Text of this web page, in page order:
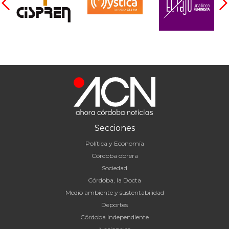
Secciones
Política y Economía
Córdoba obrera
Sociedad
Córdoba, la Docta
Medio ambiente y sustentabilidad
Deportes
Córdoba independiente